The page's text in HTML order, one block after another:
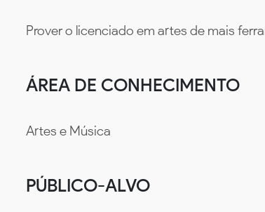
Prover o licenciado em artes de mais
ÁREA DE CONHECIMENTO
Artes e Música
PÚBLICO-ALVO